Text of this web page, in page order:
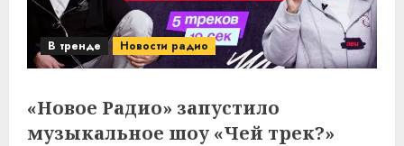
В тренде Новости радио
«Новое Радио» запустило
музыкальное шоу «Чей трек?»